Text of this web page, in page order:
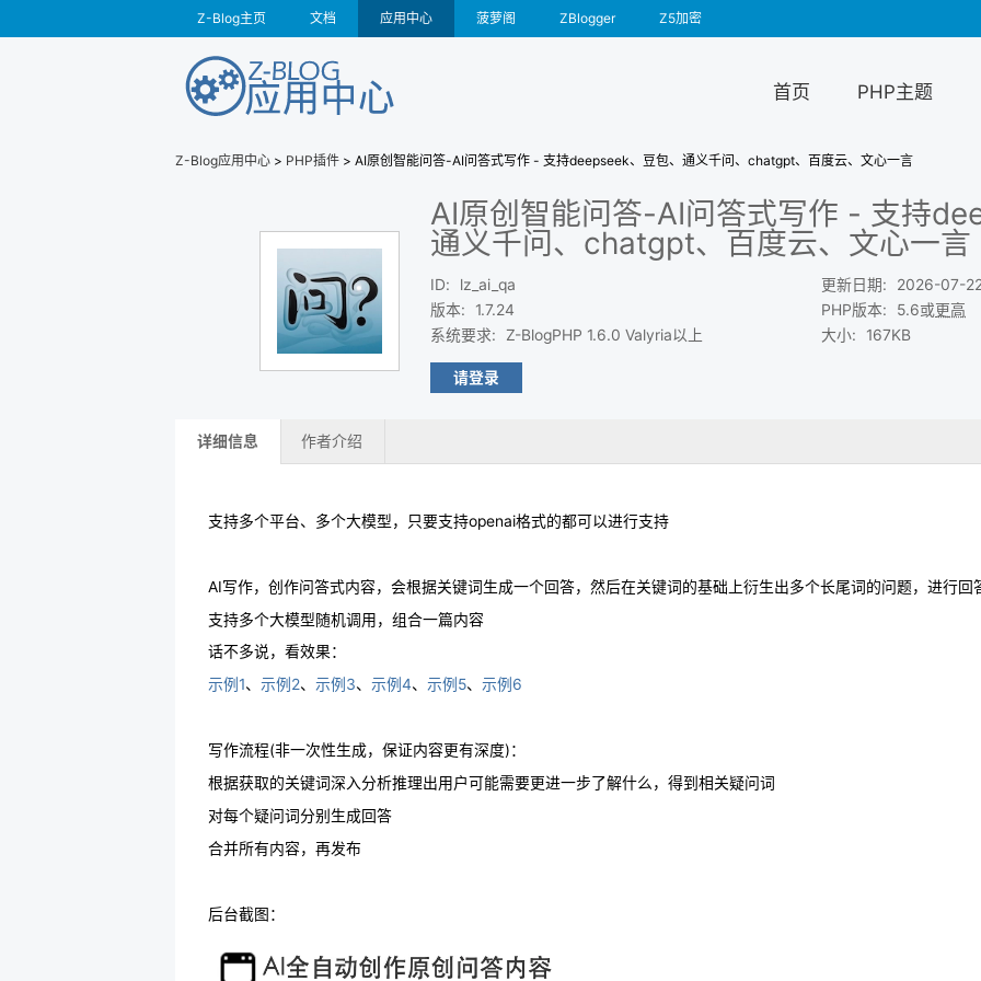
Z-Blog主页 文档 应用中心 菠萝阁 ZBlogger Z5加密
首页 PHP主题
Z-Blog应用中心 > PHP插件 > AI原创智能问答-AI问答式写作 - 支持deepseek、豆包、通义千问、chatgpt、百度云、文心一言
AI原创智能问答-AI问答式写作 - 支持
通义千问、chatgpt、百度云、文心一言
ID:
lz_ai_qa
版本:
1.7.24
系统要求: Z-BlogPHP 1.6.0 Valyria以上
更新日期:
2026-07-
PHP版本: 5.6或更高
大小: 167KB
请登录
详细信息 作者介绍
支持多个平台、多个大模型，只要支持openai格式的都可以进行支持
AI写作，创作问答式内容，会根据关键词生成一个回答，然后在关键词的基础上衍生出多个长尾词的问题，进行回
支持多个大模型随机调用，组合一篇内容
话不多说，看效果：
示例1、 示例2、 示例3、 示例4、 示例5、 示例6
写作流程(非一次性生成，保证内容更有深度)：
根据获取的关键词深入分析推理出用户可能需要更进一步了解什么，得到相关疑问词
对每个疑问词分别生成回答
合并所有内容，再发布
后台截图：